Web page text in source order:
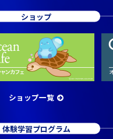
ショップ
ショップ一覧
体験学習プログラム